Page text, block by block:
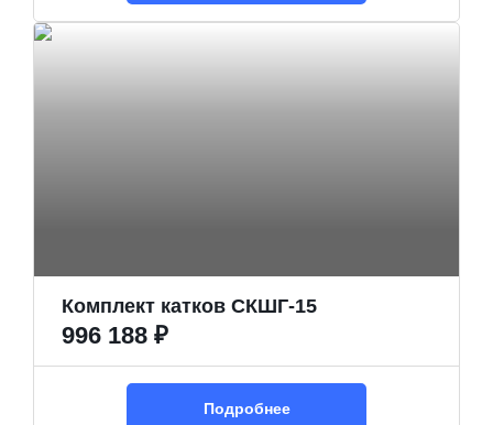
Комплект катков СКШГ-15
996 188 ₽
Подробнее